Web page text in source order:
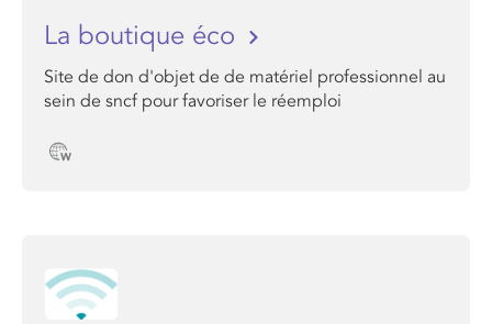
La boutique éco
Site de don d'objet de de matériel professionnel au
sein de sncf pour favoriser le réemploi